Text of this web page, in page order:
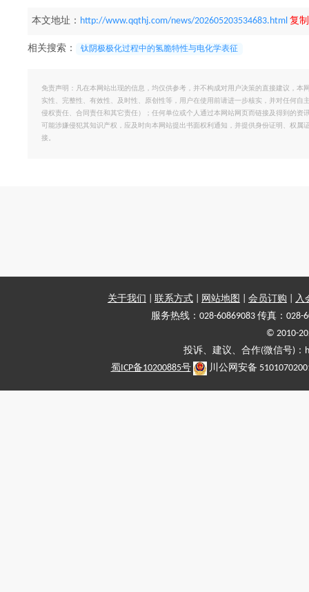
本文地址： http://www.qqthj.com/news/202605203534683.html 复
相关搜索： 钛阴极极化过程中的氢脆特性与电化学表征
免责声明：凡在本网站出现的信息，均仅供参考，并不构成对用户决策的直接建议，
实性、完整性、有效性、及时性、原创性等，用户在使用前请进一步核实，并对任何
侵权责任、合同责任和其它责任）；任何单位或个人通过本网站网页而链接及得到的
可能涉嫌侵犯其知识产权，应及时向本网站提出书面权利通知，并提供身份证明、权
接。
关于我们 联系方式 网站地图 会员订购
入
服务热线：028-60869083 传真：028-
© 2010-
投诉、建议、合作(微信号)
蜀ICP备10200885号
川公网安备